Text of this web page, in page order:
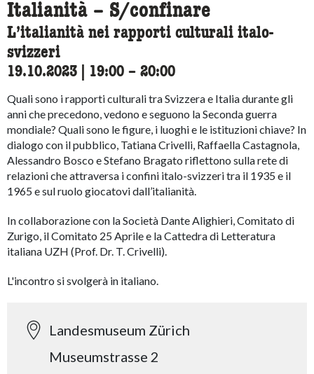
Italianità – S/confinare
L’italianità nei rapporti culturali italo-
svizzeri
19.10.2023 19:00 accessibility.time_to
– 20:00
Quali sono i rapporti culturali tra Svizzera e Italia durante gli
anni che precedono, vedono e seguono la Seconda guerra
mondiale? Quali sono le figure, i luoghi e le istituzioni chiave? In
dialogo con il pubblico, Tatiana Crivelli, Raffaella Castagnola,
Alessandro Bosco e Stefano Bragato riflettono sulla rete di
relazioni che attraversa i confini italo-svizzeri tra il 1935 e il
1965 e sul ruolo giocatovi dall’italianità.
In collaborazione con la Società Dante Alighieri, Comitato di
Zurigo, il Comitato 25 Aprile e la Cattedra di Letteratura
italiana UZH (Prof. Dr. T. Crivelli).
L'incontro si svolgerà in italiano.
Landesmuseum Zürich
Museumstrasse 2